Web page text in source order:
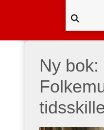
Ny